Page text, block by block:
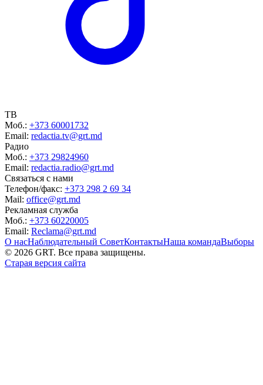
ТВ
Моб.: +373 60001732
Email: redactia.tv@grt.md
Радио
Моб.: +373 29824960
Email: redactia.radio@grt.md
Связаться с нами
Телефон/факс: +373 298 2 69 34
Mail: office@grt.md
Рекламная служба
Моб.: +373 60220005
Email: Reclama@grt.md
О насНаблюдательный СоветКонтактыНаша командаВыборы
© 2026 GRT. Все права защищены.
Старая версия сайта